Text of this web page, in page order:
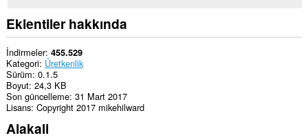
Eklentiler hakkında
İndirmeler 455.529
Kategori Üretkenlik
Sürüm 0.1.5
Boyut 24,3 KB
Son güncelleme 31 Mart 2017
Lisans Copyright 2017 mikehilward
Alakali